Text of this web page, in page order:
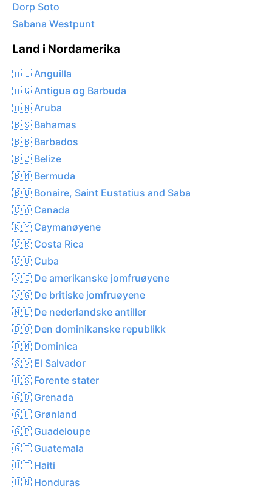
Dorp Soto
Sabana Westpunt
Land i Nordamerika
🇦🇮 Anguilla
🇦🇬 Antigua og Barbuda
🇦🇼 Aruba
🇧🇸 Bahamas
🇧🇧 Barbados
🇧🇿 Belize
🇧🇲 Bermuda
🇧🇶 Bonaire, Saint Eustatius and Saba
🇨🇦 Canada
🇰🇾 Caymanøyene
🇨🇷 Costa Rica
🇨🇺 Cuba
🇻🇮 De amerikanske jomfruøyene
🇻🇬 De britiske jomfruøyene
🇳🇱 De nederlandske antiller
🇩🇴 Den dominikanske republikk
🇩🇲 Dominica
🇸🇻 El Salvador
🇺🇸 Forente stater
🇬🇩 Grenada
🇬🇱 Grønland
🇬🇵 Guadeloupe
🇬🇹 Guatemala
🇭🇹 Haiti
🇭🇳 Honduras